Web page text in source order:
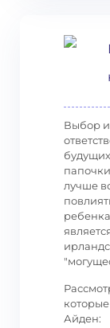
Выбор
лучше
Айден: